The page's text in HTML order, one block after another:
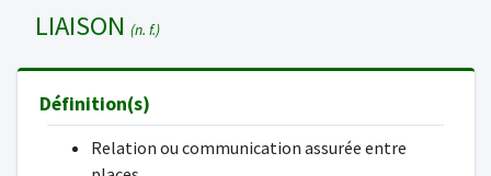
LIAISON (n. f.)
Définition(s)
Relation ou communication assurée entre